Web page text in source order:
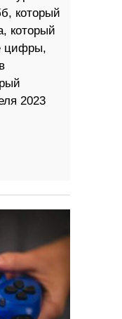
который
который
цифры,
2023